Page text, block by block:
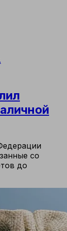
со
до